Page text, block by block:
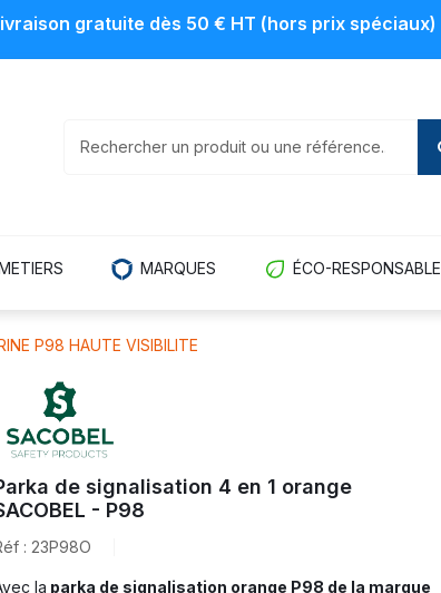
gratuite dès 50 € HT (hors prix spéciaux)
MARQUES ÉCO-RESPONSABLE
P98 HAUTE VISIBILITE
de signalisation 4 en 1 orange
- P98
: 23P98O
la parka de signalisation orange P98 de la marque